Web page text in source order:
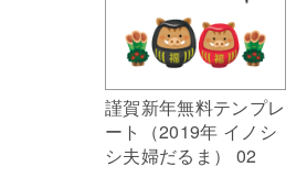
謹賀新年無料テンプレ
ート（2019年 イノシ
シ夫婦だるま） 02